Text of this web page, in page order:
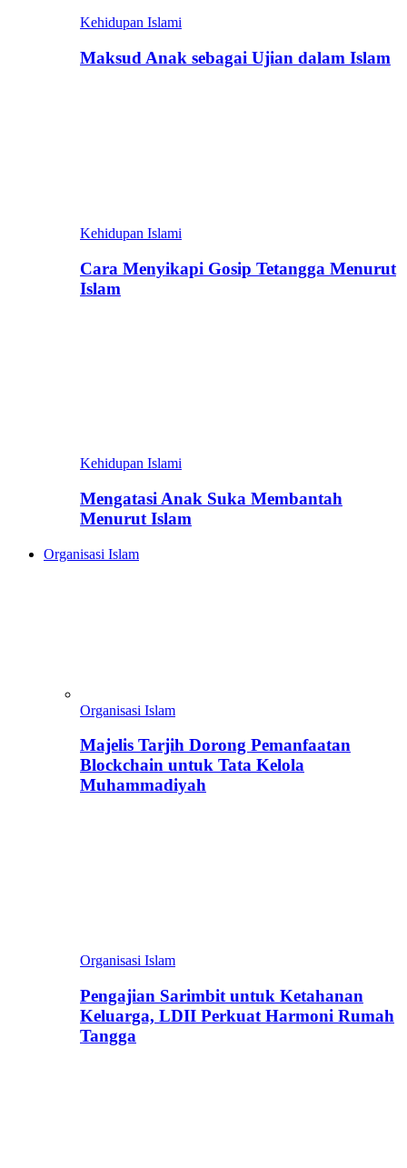
Kehidupan Islami
Maksud Anak sebagai Ujian dalam Islam
Kehidupan Islami
Cara Menyikapi Gosip Tetangga Menurut
Islam
Kehidupan Islami
Mengatasi Anak Suka Membantah
Menurut Islam
Organisasi Islam
Organisasi Islam
Majelis Tarjih Dorong Pemanfaatan
Blockchain untuk Tata Kelola
Muhammadiyah
Organisasi Islam
Pengajian Sarimbit untuk Ketahanan
Keluarga, LDII Perkuat Harmoni Rumah
Tangga